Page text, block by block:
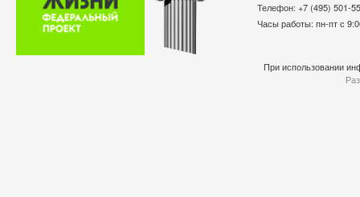
Телефон: +7 (495)
Часы работы: пн-пт с
При использовании